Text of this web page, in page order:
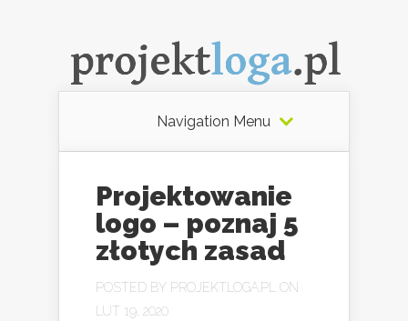
Navigation Menu
Projektowanie
logo – poznaj 5
złotych zasad
POSTED BY PROJEKTLOGA.PL
ON
LUT 19, 2020